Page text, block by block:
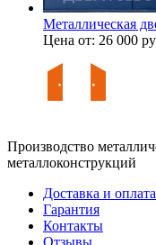
Металлическая
Цена от: 26 000
Производство
металлоконструкций
Доставка и оплата
Гарантия
Контакты